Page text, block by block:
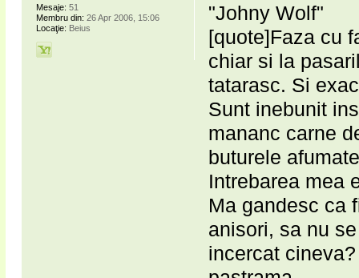
"Johny Wolf"
[quote]Faza cu
chiar si la
tatarasc. Si
Sunt inebunit
mananc carne
buturele
Intrebarea mea
Ma gandesc ca
anisori, sa nu
incercat
Mesaje: 51
Membru din: 26 Apr 2006, 15:06
Locaţie: Beius